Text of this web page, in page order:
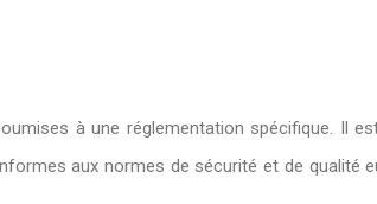
à une réglementation spécifique. Il
aux normes de sécurité et de